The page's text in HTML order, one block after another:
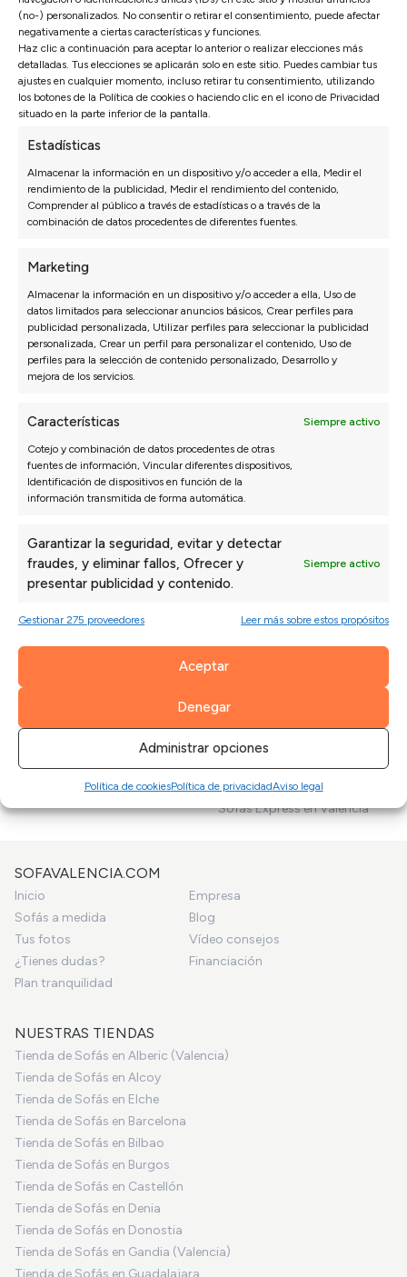
(no-) personalizados. No consentir o retirar el consentimiento, puede afectar
negativamente a ciertas características y funciones.
Haz clic a continuación para aceptar lo anterior o realizar elecciones más
detalladas. Tus elecciones se aplicarán solo en este sitio. Puedes cambiar tus
ajustes en cualquier momento, incluso retirar tu consentimiento, utilizando
los botones de la Política de cookies o haciendo clic en el icono de Privacidad
situado en la parte inferior de la pantalla.
Estadísticas
Almacenar la información en un dispositivo y/o acceder a ella, Medir el
rendimiento de la publicidad, Medir el rendimiento del contenido,
Comprender al público a través de estadísticas o a través de la
combinación de datos procedentes de diferentes fuentes.
Marketing
Almacenar la información en un dispositivo y/o acceder a ella, Uso de
datos limitados para seleccionar anuncios básicos, Crear perfiles para
publicidad personalizada, Utilizar perfiles para seleccionar la publicidad
personalizada, Crear un perfil para personalizar el contenido, Uso de
perfiles para la selección de contenido personalizado, Desarrollo y
mejora de los servicios.
Características Siempre activo
Cotejo y combinación de datos procedentes de otras
fuentes de información, Vincular diferentes dispositivos,
Identificación de dispositivos en función de la
información transmitida de forma automática.
Garantizar la seguridad, evitar y detectar
fraudes, y eliminar fallos, Ofrecer y
presentar publicidad y contenido.
Siempre activo
Gestionar 275 proveedores Leer más sobre estos propósitos
Aceptar
Denegar
Administrar opciones
Política de cookiesPolítica de privacidadAviso legal
Sofás 3 Plazas a Medida
Sofás Chaise Longue
Sofás Modulares
Sofás Cama
Sofás Rinconera
Sofás Relax
Sofás Hostelería
Configurador de sofás
Packs ahorro
Colchones
Canapés y Somieres
Mesitas de noche
Configurador dormitorio
Mesas de comedor
Mesas de centro
Mesa auxiliar
Sillas
Puffs
Sofás para perros
Telas por metros
Fundas sofá
Cojines
Productos de limpieza
Limpiezas de sofás
Sofás en oferta
Sofá Chaise Longue barato
Sofá cama barato
Sofás rinconera baratos
Sofás Rinconera Express
Sofás Relax Express
Sofás de Piel Express
Sofás Express en Valencia
SOFAVALENCIA.COM
Inicio
Empresa
Sofás a medida
Blog
Tus fotos
Vídeo consejos
¿Tienes dudas?
Financiación
Plan tranquilidad
NUESTRAS TIENDAS
Tienda de Sofás en Alberic (Valencia)
Tienda de Sofás en Alcoy
Tienda de Sofás en Elche
Tienda de Sofás en Barcelona
Tienda de Sofás en Bilbao
Tienda de Sofás en Burgos
Tienda de Sofás en Castellón
Tienda de Sofás en Denia
Tienda de Sofás en Donostia
Tienda de Sofás en Gandia (Valencia)